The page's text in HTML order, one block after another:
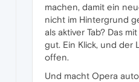
machen, damit ein
nicht im Hintergrund
als aktiver Tab? Das
gut. Ein Klick, und der
offen.
Und macht Opera